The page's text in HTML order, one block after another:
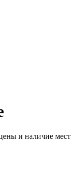
и наличие мест